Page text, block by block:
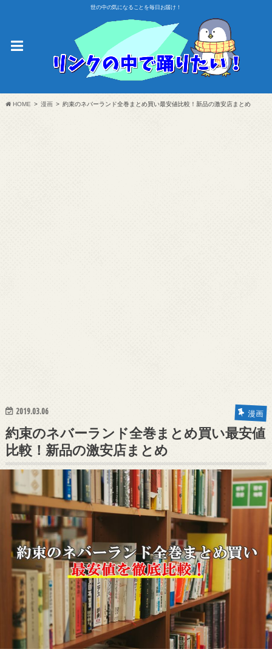
世の中の気になることを毎日お届け！
HOME 漫画 約束のネバーランド全巻まとめ買い最安値比較！新品の激安店まとめ
2019.03.06 漫画
約束のネバーランド全巻まとめ買い最安値
比較！新品の激安店まとめ